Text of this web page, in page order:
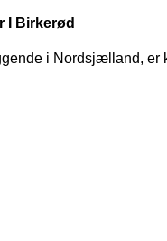
I Birkerød
i Nordsjælland, er